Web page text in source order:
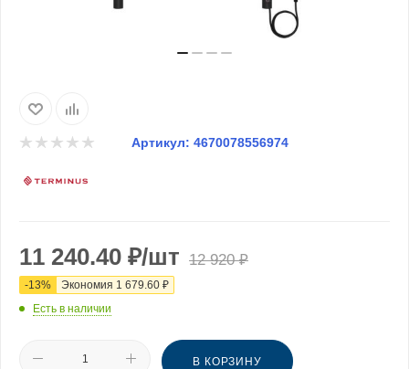
Артикул: 4670078556974
11 240.40 ₽/шт 12 920₽
-13% Экономия 1 679.60 ₽
Есть в наличии
В КОРЗИНУ